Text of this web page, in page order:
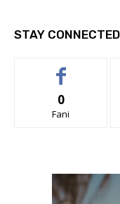
STAY CONNECTED
0
Fani